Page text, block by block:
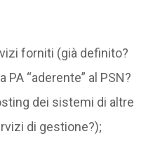
forniti (già definito?
“aderente” al PSN?
dei sistemi di altre
di gestione?);